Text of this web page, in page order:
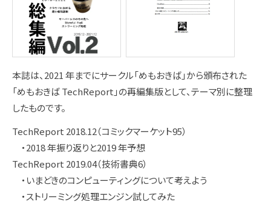
本誌は、2021 年までにサークル「めもおきば」から頒布された
「めもおきば TechReport」の再編集版として、テーマ別に整理
したものです。
TechReport 2018.12（コミックマーケット95）
・2018 年振り返りと2019 年予想
TechReport 2019.04（技術書典6）
・いまどきのコンピューティングについて考えよう
・ストリーミング処理エンジン試してみた